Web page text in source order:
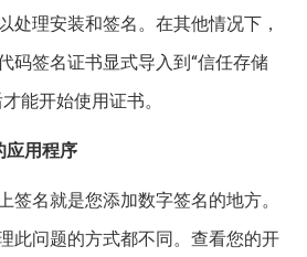
处理安装和签名。在其他情况下，
码签名证书显式导入到“信任存储
能开始使用证书。
应用程序
签名就是您添加数字签名的地方。
此问题的方式都不同。查看您的开